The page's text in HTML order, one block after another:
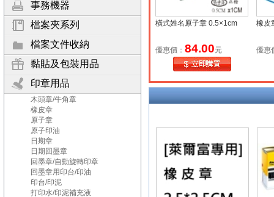
事務機器
檔案夾系列
檔案文件收納
黏貼及包裝用品
印章用品
木頭章/牛角章
橡皮章
原子章
原子印油
日期章
日期回墨章
回墨章/自動旋轉印章
回墨章用印台/印油
印台/印泥
打印水/印泥補充液
橫式姓名原子章 0.5×1cm
優惠價： 84.00元
橡皮
優惠